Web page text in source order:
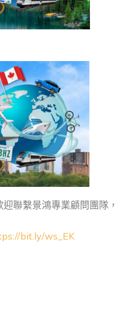
聯繫景鴻專業顧問團隊，
bit.ly/ws_EK